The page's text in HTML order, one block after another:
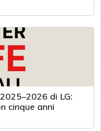
di LG:
cinque anni